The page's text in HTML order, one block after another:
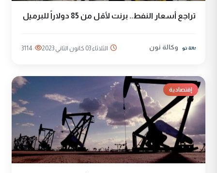
تراجع أسعار النفط.. برنت لأقل من 85 دولاراً للبرميل
وكالة نون الثلاثاء 03 كانون الثاني 2023 3114
إقتصادية